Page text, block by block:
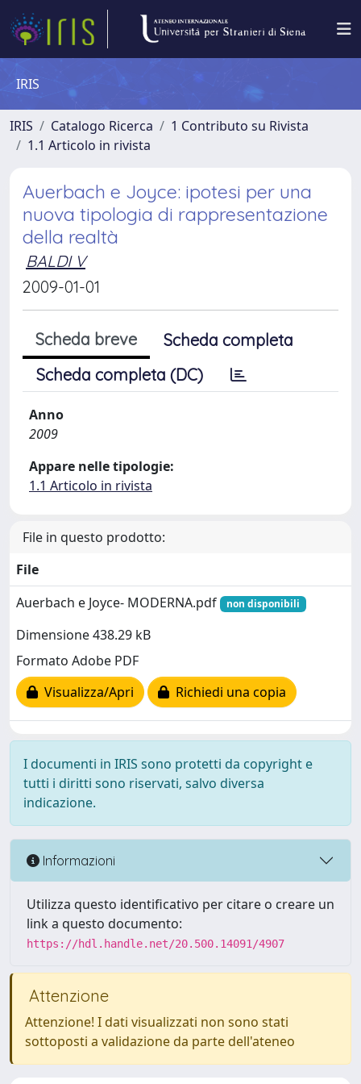
IRIS
IRIS Catalogo Ricerca
1 Contributo su Rivista
1.1 Articolo in rivista
Auerbach e Joyce: ipotesi per una
nuova tipologia di rappresentazione
della realtà
BALDI V
2009-01-01
Scheda breve
Scheda completa
Scheda completa (DC)
Anno
2009
Appare nelle tipologie:
1.1 Articolo in rivista
File in questo prodotto:
File
Auerbach e Joyce- MODERNA.pdf
non disponibili
Dimensione 438.29 kB
Formato Adobe PDF
Visualizza/Apri
Richiedi una copia
I documenti in IRIS sono protetti da copyright e
tutti i diritti sono riservati, salvo diversa
indicazione.
Informazioni
Utilizza questo identificativo per citare o creare un
link a questo documento:
https://hdl.handle.net/20.500.14091/4907
Attenzione
Attenzione! I dati visualizzati non sono stati
sottoposti a validazione da parte dell'ateneo